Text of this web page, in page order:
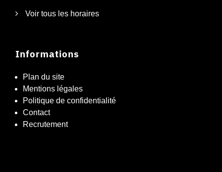
Voir tous les horaires
Informations
Plan du site
Mentions légales
Politique de confidentialité
Contact
Recrutement